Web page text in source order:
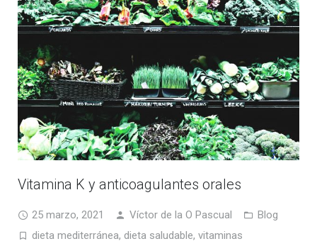
Vitamina K y anticoagulantes orales
25 marzo, 2021 Víctor de la O Pascual
Blog
dieta mediterránea, dieta saludable, vitaminas